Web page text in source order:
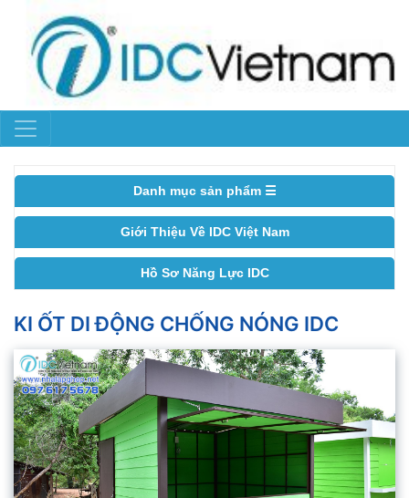
Danh mục sản phẩm ☰
Giới Thiệu Về IDC Việt Nam
Hồ Sơ Năng Lực IDC
KI ỐT DI ĐỘNG CHỐNG NÓNG IDC